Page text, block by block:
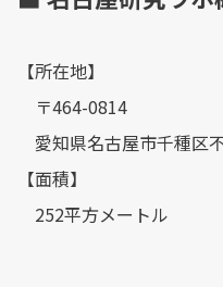
【所在地】
〒464-0814
愛知県名古屋市千種区
【面積】
252平方メートル